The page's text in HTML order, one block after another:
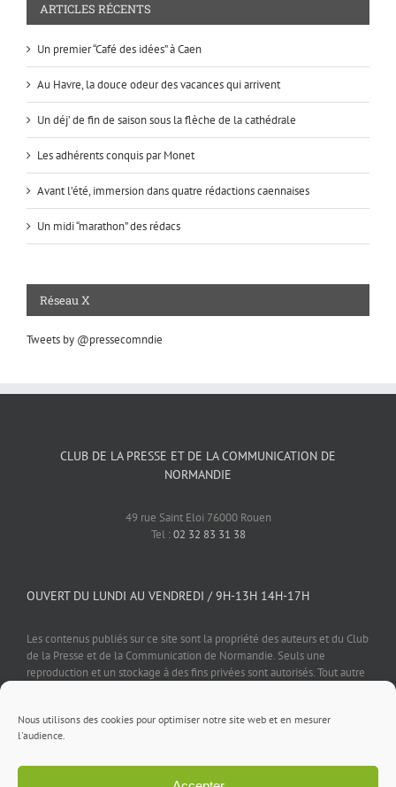
Nous utilisons des cookies pour optimiser notre site web et en mesurer
l'audience.
ARTICLES RÉCENTS
Un premier “Café des idées” à Caen
Au Havre, la douce odeur des vacances qui arrivent
Un déj’ de fin de saison sous la flèche de la cathédrale
Les adhérents conquis par Monet
Avant l’été, immersion dans quatre rédactions caennaises
Un midi “marathon” des rédacs
Réseau X
Tweets by @pressecomndie
CLUB DE LA PRESSE ET DE LA COMMUNICATION DE
NORMANDIE
49 rue Saint Eloi 76000 Rouen
Tel :02 32 83 31 38
OUVERT DU LUNDI AU VENDREDI / 9H-13H 14H-17H
Les contenus publiés sur ce site sont la propriété des auteurs et du Club
de la Presse et de la Communication de Normandie. Seuls une
reproduction et un stockage à des fins privées sont autorisés. Tout autre